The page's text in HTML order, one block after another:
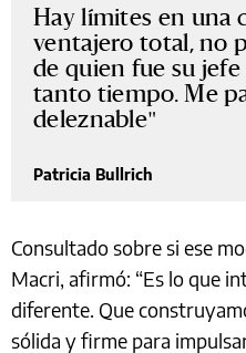
Hay límites en una
ventajero total, no
de quien fue su
tanto tiempo. Me
deleznable
Patricia Bullrich
Consultado sobre si ese
Macri, afirmó: “Es lo que
diferente. Que
sólida y firme para